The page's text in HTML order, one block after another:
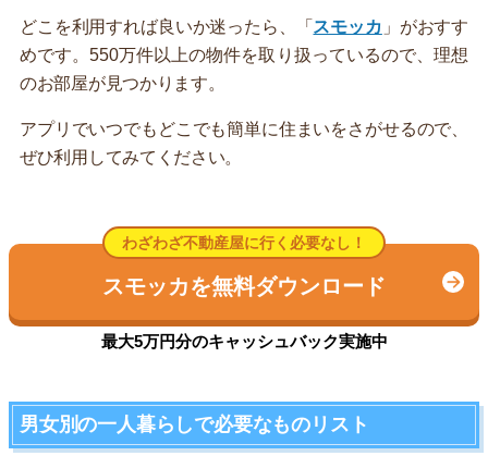
どこを利用すれば良いか迷ったら、「 スモッカ 」がおすす
めです。550万件以上の物件を取り扱っているので、理想
のお部屋が見つかります。
アプリでいつでもどこでも簡単に住まいをさがせるので、
ぜひ利用してみてください。
わざわざ不動産屋に行く必要なし！
スモッカを無料ダウンロード
最大5万円分のキャッシュバック実施中
男女別の一人暮らしで必要なものリスト